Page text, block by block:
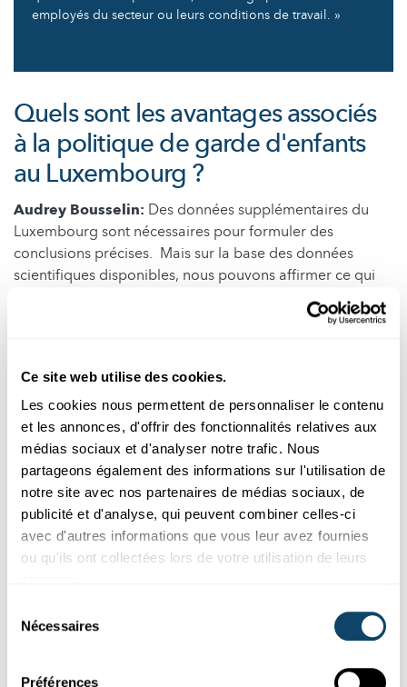
Ce site web utilise des cookies.
Les cookies nous permettent de personnaliser le contenu
et les annonces, d'offrir des fonctionnalités relatives aux
médias sociaux et d'analyser notre trafic. Nous
partageons également des informations sur l'utilisation de
notre site avec nos partenaires de médias sociaux, de
publicité et d'analyse, qui peuvent combiner celles-ci
avec d'autres informations que vous leur avez fournies
ou qu'ils ont collectées lors de votre utilisation de leurs
Nécessaires
Préférences
employés du secteur ou leurs conditions de travail. »
Quels sont les avantages associés
à la politique de garde d'enfants
au Luxembourg ?
Audrey Bousselin: Des données supplémentaires du
Luxembourg sont nécessaires pour formuler des
conclusions précises. Mais sur la base des données
scientifiques disponibles, nous pouvons affirmer ce qui
s’avérer bénéfique pour les familles à revenu modeste
en raison de la réduction des coûts associés à la
garde d'enfants (Hufkens et al., 2021). Elle peut en
outre contribuer à faire évoluer les perceptions et les
croyances concernant la prise en charge des jeunes
enfants par d’autres personnes que la mère (Rose,
2021). Des éléments suggèrent que la réforme de
l'accueil des enfants a rendu plus fréquente la garde
d'enfants par d'autres personnes que la mère
travaillent, en particulier les mères
(Bousselin,
entre les sexes en changeant la répartition